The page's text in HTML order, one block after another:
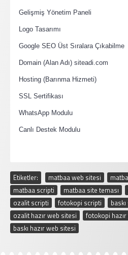
Gelişmiş Yönetim Paneli
Logo Tasarımı
Google SEO Üst Sıralara Çıkabilme
Domain (Alan Adı) siteadi.com
Hosting (Barınma Hizmeti)
SSL Sertifikası
WhatsApp Modulu
Canlı Destek Modulu
Etiketler: matbaa web sitesi
matbaa scripti
matbaa site teması
ozalit scripti
fotokopi scripti
ozalit hazır web sitesi
fotokopi
baskı hazır web sitesi